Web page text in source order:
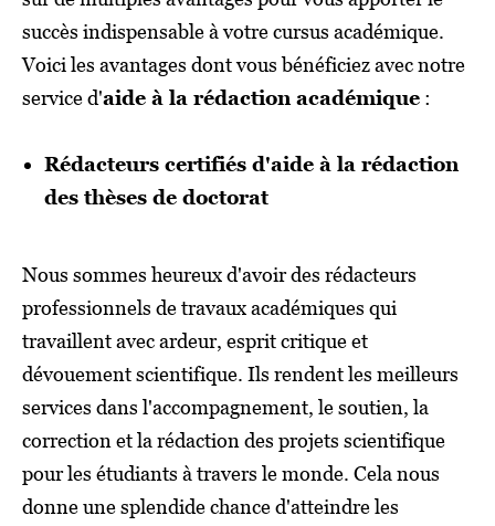
succès indispensable à votre cursus académique.
Voici les avantages dont vous bénéficiez avec notre
service d'aide à la rédaction académique :
Rédacteurs certifiés d'aide à la rédaction
des thèses de doctorat
Nous sommes heureux d'avoir des rédacteurs
professionnels de travaux académiques qui
travaillent avec ardeur, esprit critique et
dévouement scientifique. Ils rendent les meilleurs
services dans l'accompagnement, le soutien, la
correction et la rédaction des projets scientifique
pour les étudiants à travers le monde. Cela nous
donne une splendide chance d'atteindre les